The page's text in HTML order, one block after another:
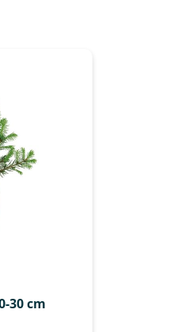
30 cm